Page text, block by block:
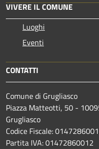
VIVERE IL COMUNE
Luoghi
Eventi
CONTATTI
Comune di Grugliasco
Piazza Matteotti, 50 -
Grugliasco
Codice Fiscale:
Partita IVA: 01472860012